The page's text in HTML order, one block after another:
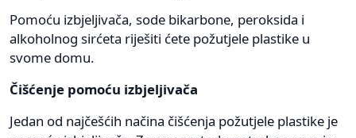
Pomoću izbjeljivača, sode bikarbone, peroksida i
alkoholnog sirćeta riješiti ćete požutjele plastike u
svome domu.
Čišćenje pomoću izbjeljivača
Jedan od najčešćih načina čišćenja požutjele plastike je